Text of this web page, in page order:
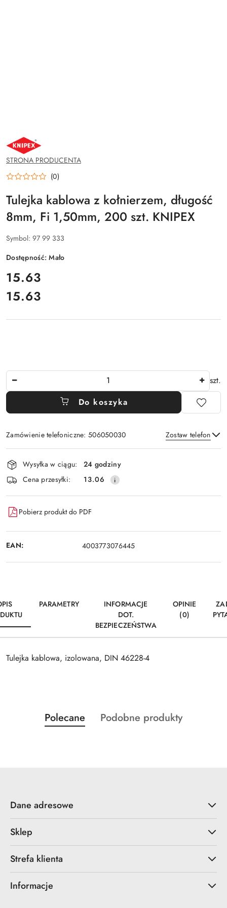
NAZWA
PRODUCENTA:
KNIPEX
STRONA PRODUCENTA
(0)
Tulejka kablowa z kołnierzem, długość
8mm, Fi 1,50mm, 200 szt. KNIPEX
Symbol: 97 99 333
Dostępność:Mało
cena:
15.63
Cena:
15.63
szt.
Do koszyka
Zamówienie telefoniczne: 506050030 Zostaw telefon
Wyślij
Dostępność
i
dostawa
Wysyłka w ciągu:
24 godziny
Cena przesyłki:
13.06
Pobierz produkt do PDF
EAN: 4003773076445
PARAMETRY
INFORMACJE
DOT.
BEZPIECZEŃSTWA
OPINIE
(0)
Tulejka kablowa, izolowana, DIN 46228-4
Pomiń karuzelę produktów
Produkty
o
Polecane
Produkty
Podobne produkty
Dane adresowe
Sklep
Strefa klienta
Informacje